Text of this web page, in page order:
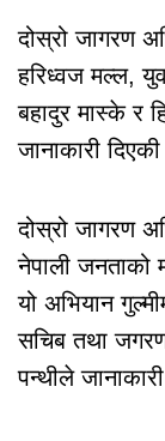
दोस्रो जागरण
हरिध्वज मल्ल,
बहादुर मास्के र
जानाकारी
दोस्रो जागरण
नेपाली जनताको
यो अभियान
सचिब तथा
पन्थीले